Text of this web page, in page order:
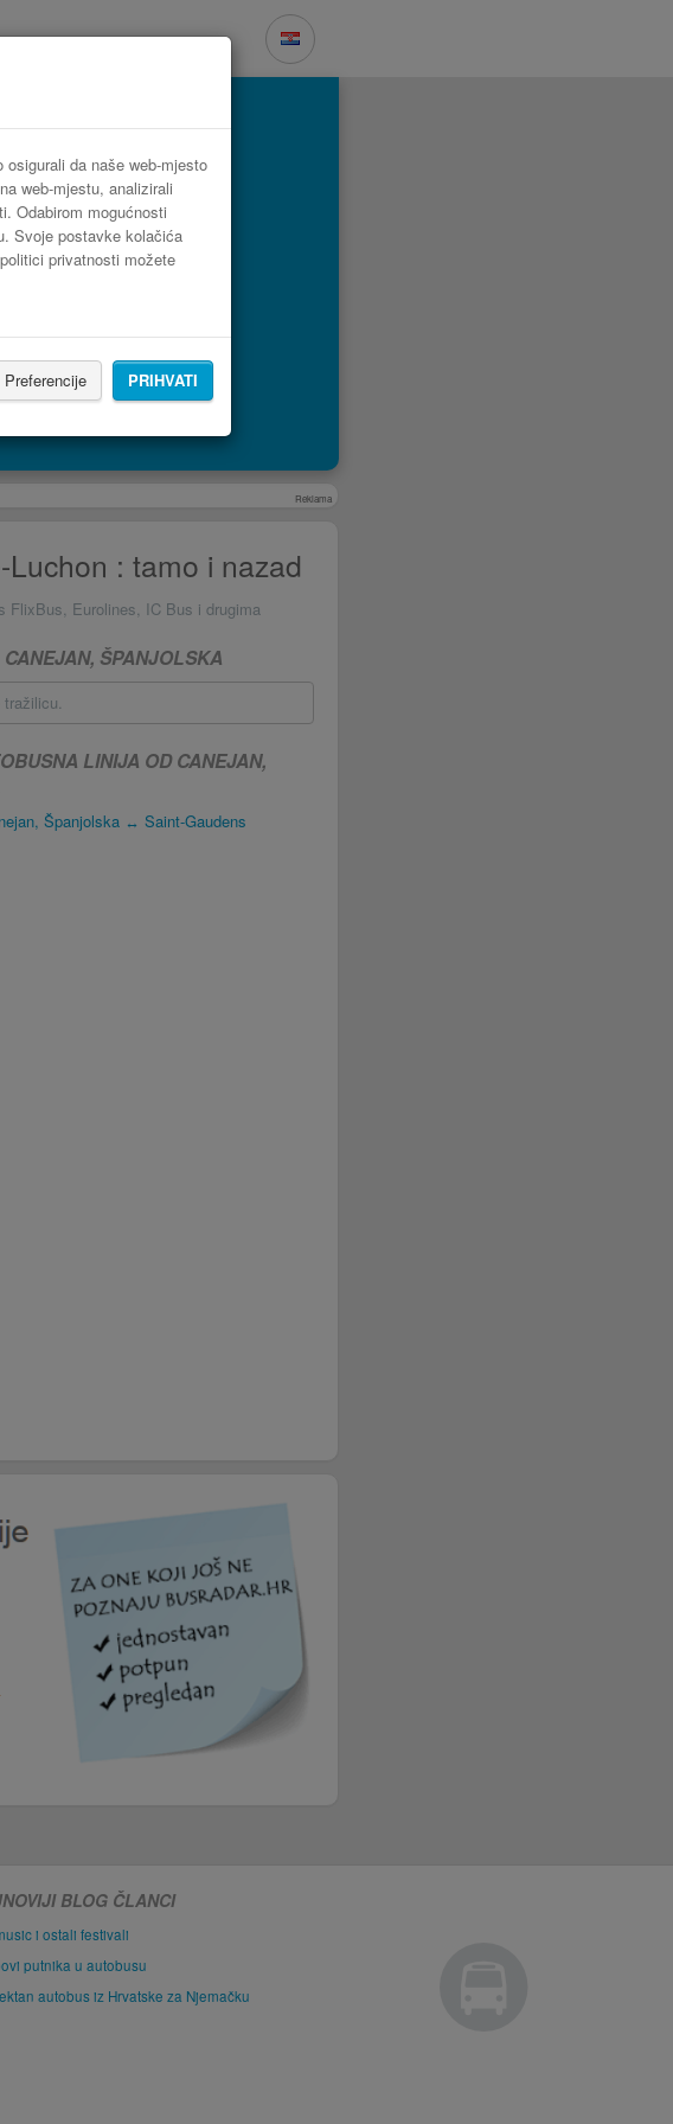
da naše web-mjesto
web-mjestu, analizirali
Odabirom mogućnosti
Svoje postavke kolačića
privatnosti možete
Preferencije PRIHVATI
Španjolska
Reklama
: tamo i nazad
s FlixBus, Eurolines, IC Bus i drugima
ŠPANJOLSKA
LINIJA OD CANEJAN,
Španjolska ↔ Saint-Gaudens
BLOG ČLANCI
i ostali festivali
putnika u autobusu
autobus iz Hrvatske za Njemačku